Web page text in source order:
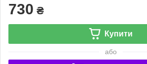
730 ₴
Купити
або